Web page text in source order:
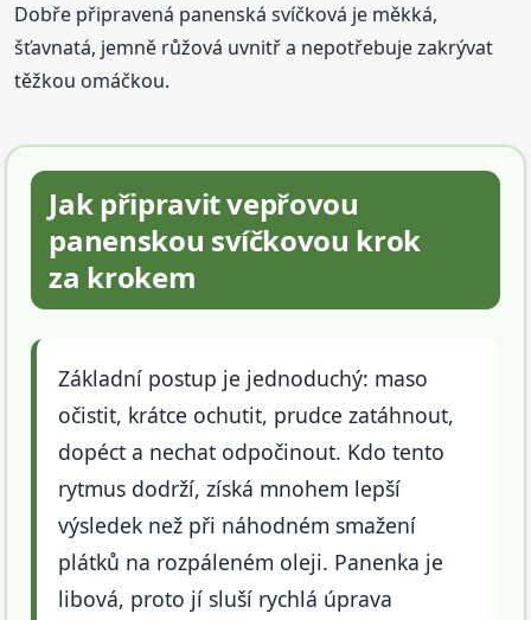
Dobře připravená panenská svíčková je měkká,
šťavnatá, jemně růžová uvnitř a nepotřebuje zakrývat
těžkou omáčkou.
Jak připravit vepřovou
panenskou svíčkovou krok
za krokem
Základní postup je jednoduchý: maso
očistit, krátce ochutit, prudce zatáhnout,
dopéct a nechat odpočinout. Kdo tento
rytmus dodrží, získá mnohem lepší
výsledek než při náhodném smažení
plátků na rozpáleném oleji. Panenka je
libová, proto jí sluší rychlá úprava